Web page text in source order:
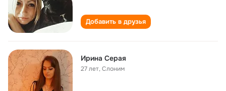
Добавить в друзья
Ирина Серая
27 лет,Слоним